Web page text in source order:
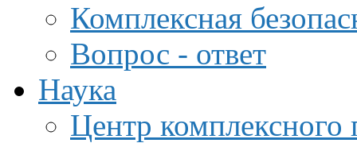
Комплексная
Вопрос - ответ
Наука
Центр